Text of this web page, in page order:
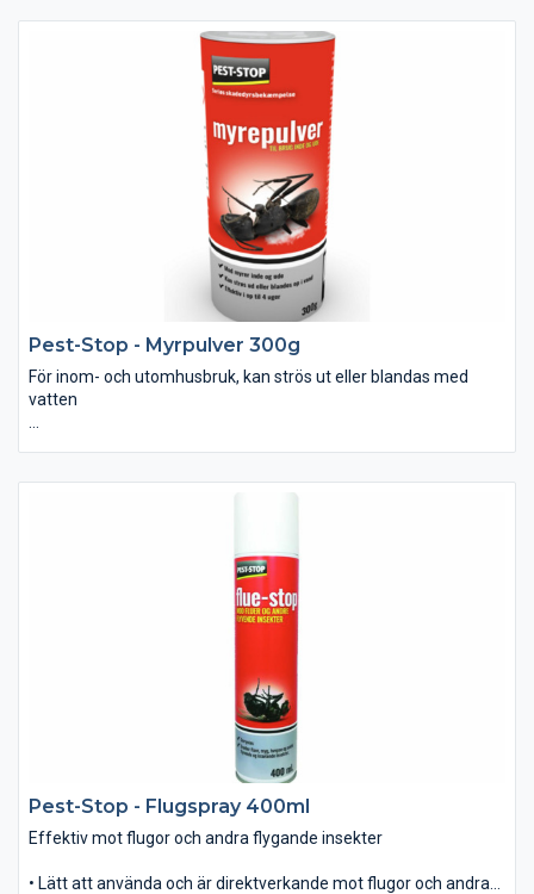
• Kan användas direkt på getingar och i getingbo.
Pest-Stop - Myrpulver 300g
För inom- och utomhusbruk, kan strös ut eller blandas med
vatten
åt ca. 0,5 liter färdigblandad vätska till ett myrbo
Pest-Stop - Flugspray 400ml
Effektiv mot flugor och andra flygande insekter
• Lätt att använda och är direktverkande mot flugor och andra